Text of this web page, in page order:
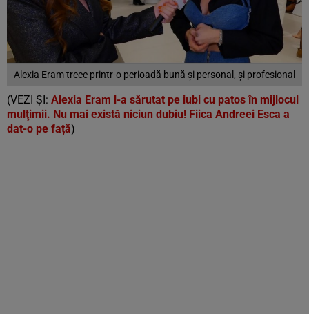
Alexia Eram trece printr-o perioadă bună și personal, și profesional
(VEZI ȘI: Alexia Eram l-a sărutat pe iubi cu patos în mijlocul
mulţimii. Nu mai există niciun dubiu! Fiica Andreei Esca a
dat-o pe față)